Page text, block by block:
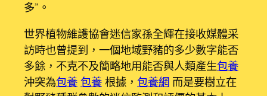
多”。
世界植物維護協會迷信家孫全輝在接收媒體采
訪時也曾提到，一個地域野豬的多少數字能否
多餘，不克不及簡略地用能否與人類產生包養
沖突為包養 包養 根據， 包養網 而是要樹立在